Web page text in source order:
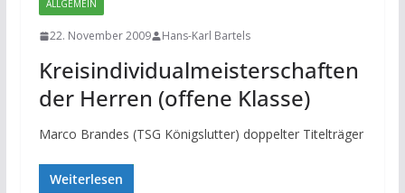
ALLGEMEIN
22. November 2009 Hans-Karl Bartels
Kreisindividualmeisterschaften
der Herren (offene Klasse)
Marco Brandes (TSG Königslutter) doppelter Titelträger
Weiterlesen